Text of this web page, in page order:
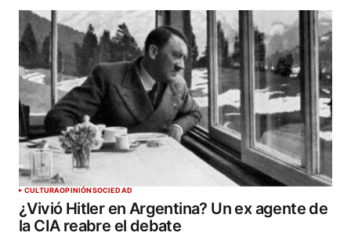
ENVIAR COMENTARIO
CULTURAOPINIÓNSOCIEDAD
¿Vivió Hitler en Argentina? Un ex agente de
la CIA reabre el debate